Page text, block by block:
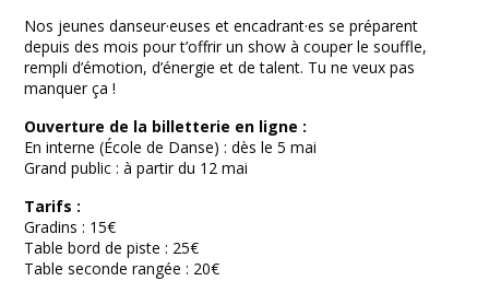
Nos jeunes danseur·euses et encadrant·es se préparent
depuis des mois pour t’offrir un show à couper le souffle,
rempli d’émotion, d’énergie et de talent. Tu ne veux pas
manquer ça !
Ouverture de la billetterie en ligne :
En interne (École de Danse) : dès le 5 mai
Grand public : à partir du 12 mai
Tarifs :
Gradins : 15€
Table bord de piste : 25€
Table seconde rangée : 20€